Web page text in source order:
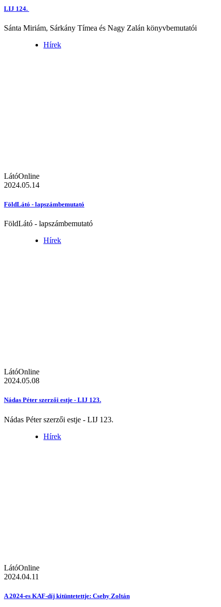
LIJ 124.
Sánta Miriám, Sárkány Tímea és Nagy Zalán könyvbemutatói
Hírek
LátóOnline
2024.05.14
FöldLátó - lapszámbemutató
FöldLátó - lapszámbemutató
Hírek
LátóOnline
2024.05.08
Nádas Péter szerzői estje - LIJ 123.
Nádas Péter szerzői estje - LIJ 123.
Hírek
LátóOnline
2024.04.11
A 2024-es KAF-díj kitüntetettje: Csehy Zoltán